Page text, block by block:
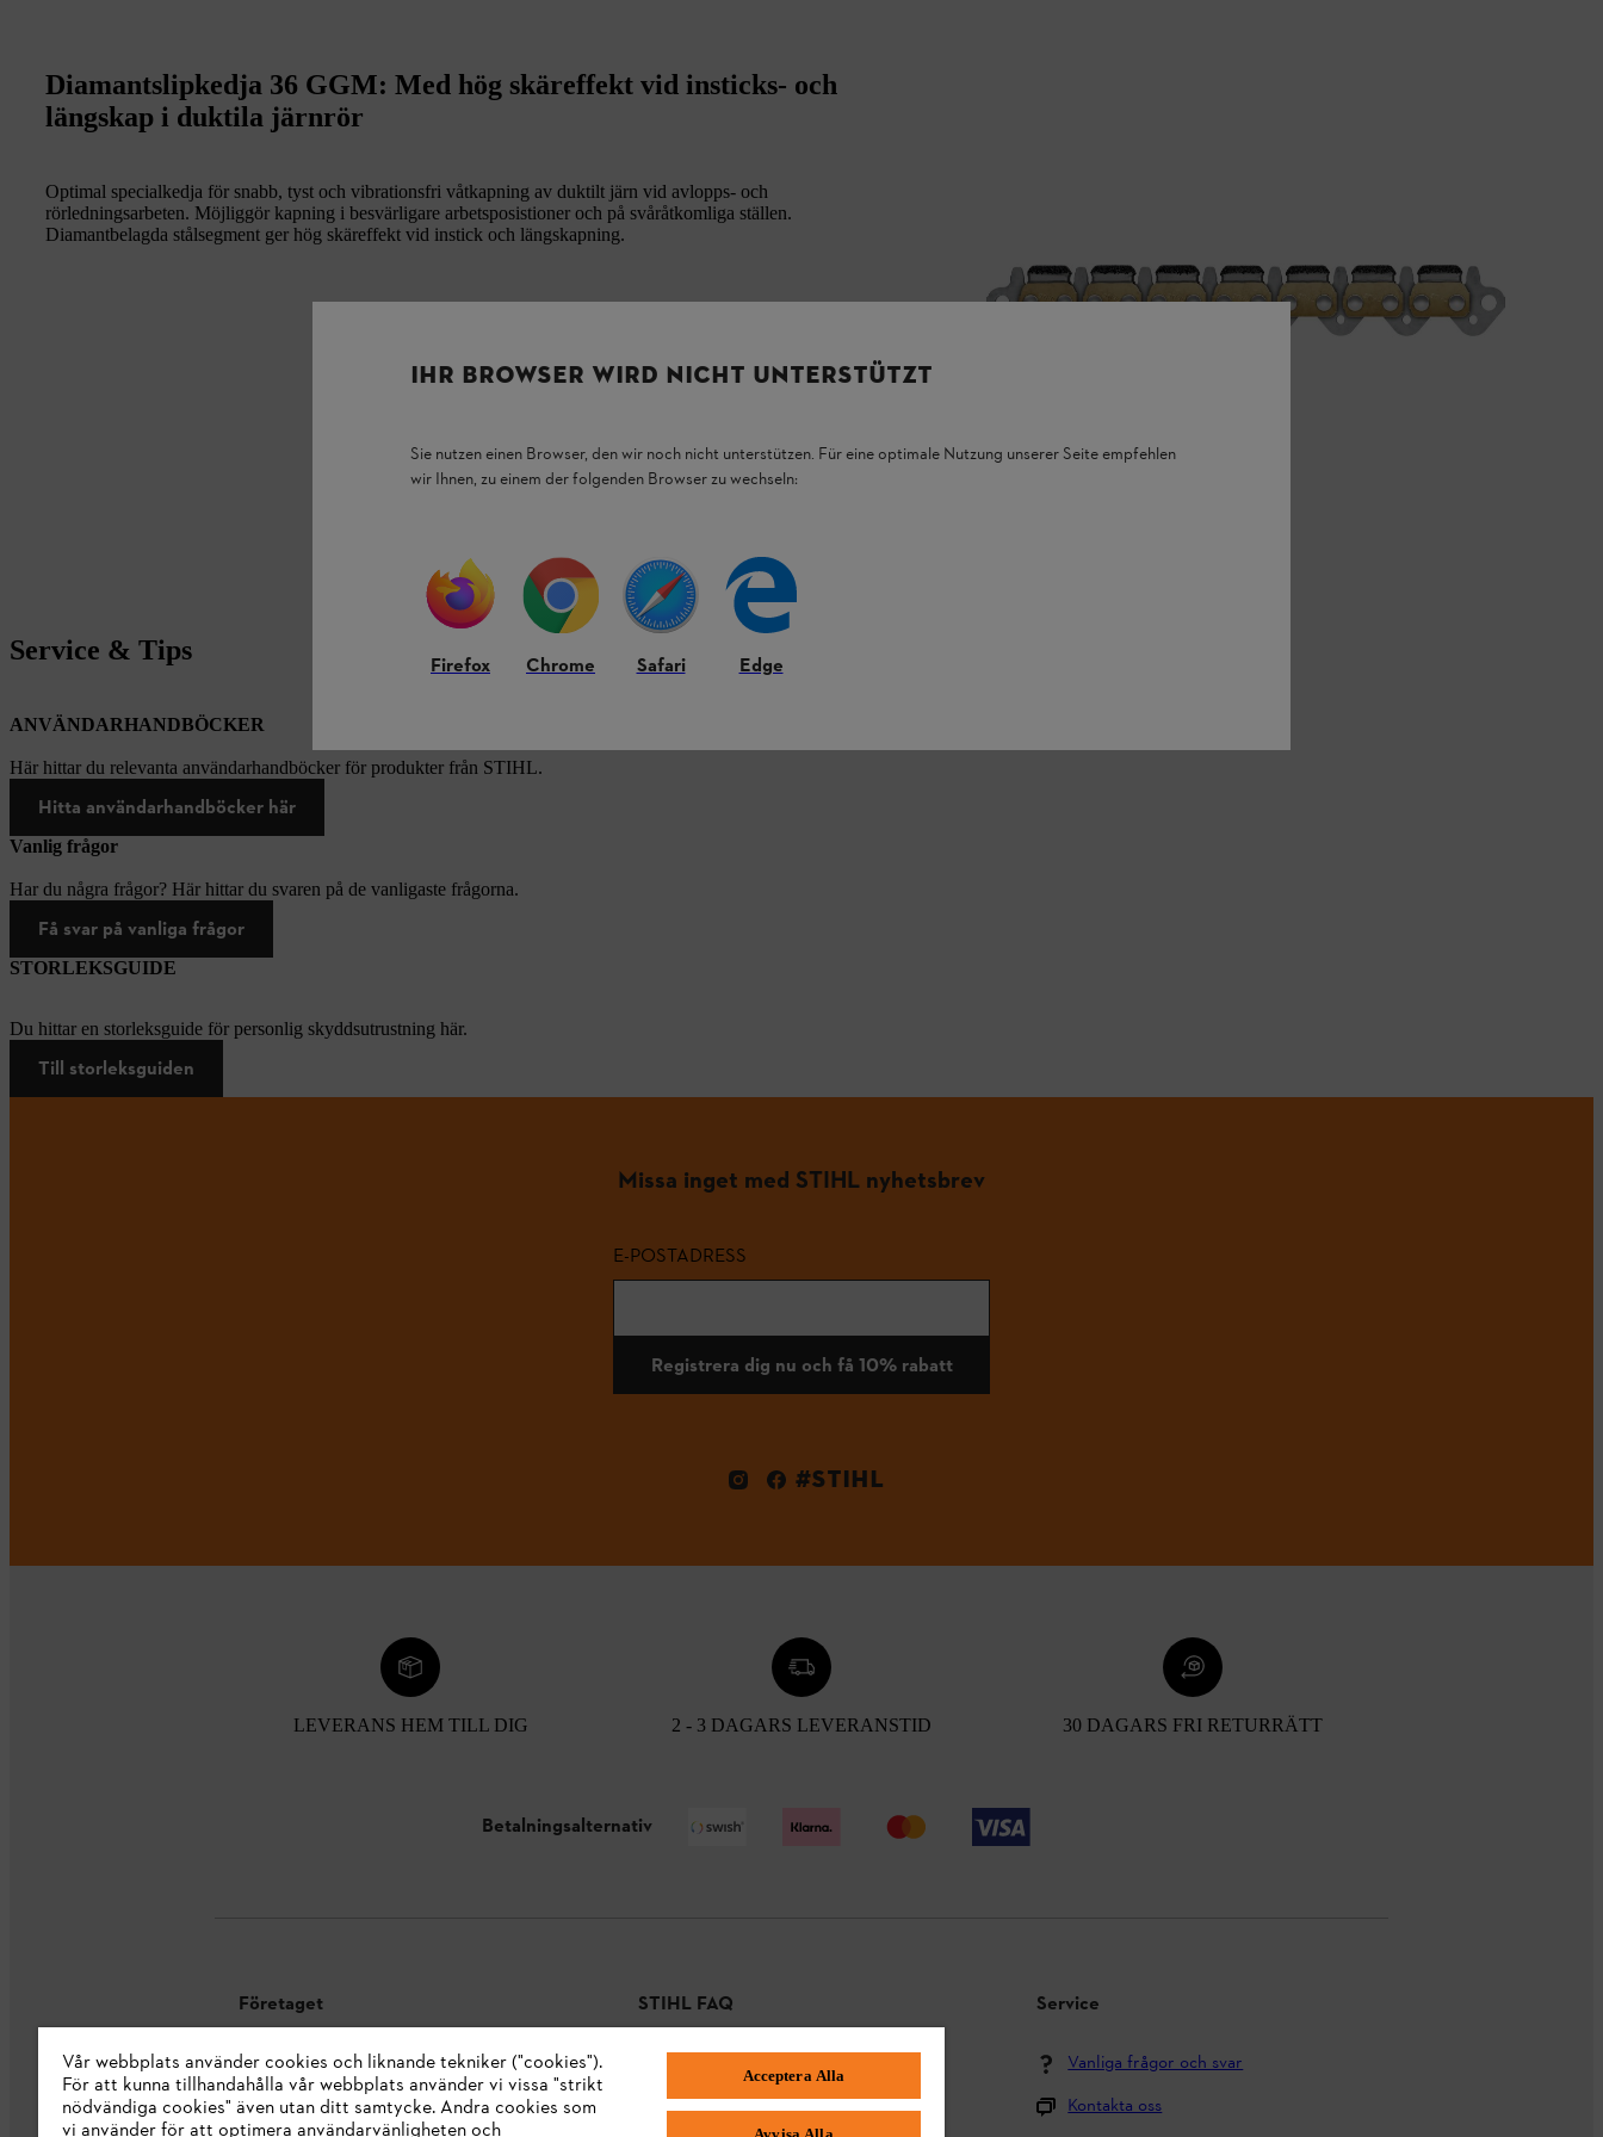
Diamantslipkedja 36 GGM: Med hög skäreffekt vid insticks- och
längskap i duktila järnrör
Optimal specialkedja för snabb, tyst och vibrationsfri våtkapning av duktilt järn vid avlopps- och
rörledningsarbeten. Möjliggör kapning i besvärligare arbetsposistioner och på svåråtkomliga ställen.
Diamantbelagda stålsegment ger hög skäreffekt vid instick och längskapning.
Service & Tips
ANVÄNDARHANDBÖCKER
Här hittar du relevanta användarhandböcker för produkter från STIHL.
Hitta användarhandböcker här
Vanlig frågor
Har du några frågor? Här hittar du svaren på de vanligaste frågorna.
Få svar på vanliga frågor
STORLEKSGUIDE
Du hittar en storleksguide för personlig skyddsutrustning här.
Till storleksguiden
Missa inget med STIHL nyhetsbrev
E-POSTADRESS
Registrera dig nu och få 10% rabatt
#STIHL
LEVERANS HEM TILL DIG 2 - 3 DAGARS LEVERANSTID 30 DAGARS FRI RETURRÄTT
Betalningsalternativ
Företaget
Om oss
STIHL Integrity Line
STIHL FAQ
Frakt och leverans
Service
Vanliga frågor och svar
Kontakta oss
IHR BROWSER WIRD NICHT UNTERSTÜTZT
Sie nutzen einen Browser, den wir noch nicht unterstützen. Für eine optimale Nutzung unserer Seite empfehlen
wir Ihnen, zu einem der folgenden Browser zu wechseln:
Firefox Chrome Safari Edge
Vår webbplats använder cookies och liknande tekniker ("cookies").
För att kunna tillhandahålla vår webbplats använder vi vissa "strikt
nödvändiga cookies" även utan ditt samtycke. Andra cookies som
vi använder för att optimera användarvänligheten och
Acceptera Alla